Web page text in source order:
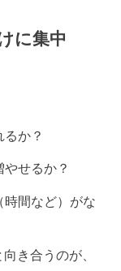
に集中
か？
せるか？
時間など）がな
き合うのが、